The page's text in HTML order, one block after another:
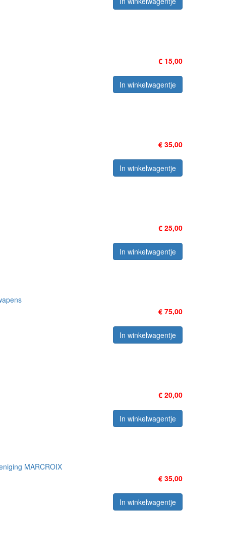
€ 15,00
In winkelwagentje
€ 35,00
In winkelwagentje
€ 25,00
In winkelwagentje
€ 75,00
In winkelwagentje
€ 20,00
In winkelwagentje
MARCROIX
€ 35,00
In winkelwagentje